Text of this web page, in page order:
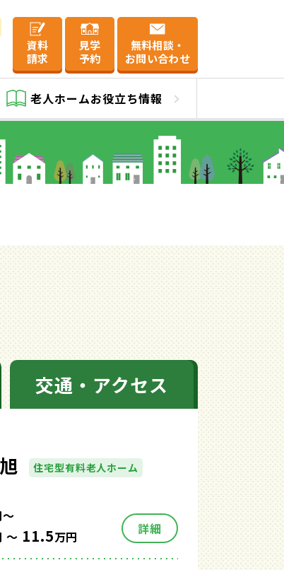
資料
請求
見学
予約
無料相談・
お問い合わせ
老人ホームお役立ち情報
交通・アクセス
住宅型有料老人ホーム
～ 11.5万円 詳細